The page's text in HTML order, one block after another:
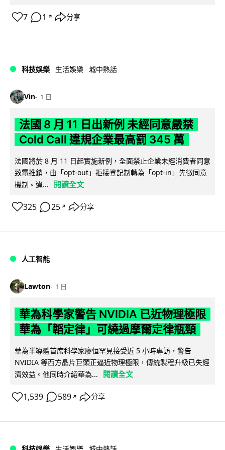
7 1 ↗ 分享
科技娛樂 生活娛樂 城中熱話
Vin 1 日
法國 8 月 11 日出新例 未經同意嚴禁
Cold Call 違規企業最高罰 345 萬
法國將於 8 月 11 日起實施新例，全面禁止企業未經消費者同意
致電推銷，由「opt-out」拒接登記制轉為「opt-in」先徵同意
機制。違...
閱讀全文
325 25 ↗ 分享
人工智能
Lawton 1 日
華為科學家警告 NVIDIA 已近物理極限
華為「韜定律」可繞過摩爾定律瓶頸
華為半導體首席科學家廖恒罕見接受近 5 小時專訪，警告
NVIDIA 等西方晶片巨頭正逼近物理極限，傳統製程升級已失經
濟效益。他同時介紹華為...
閱讀全文
1,539 589 ↗ 分享